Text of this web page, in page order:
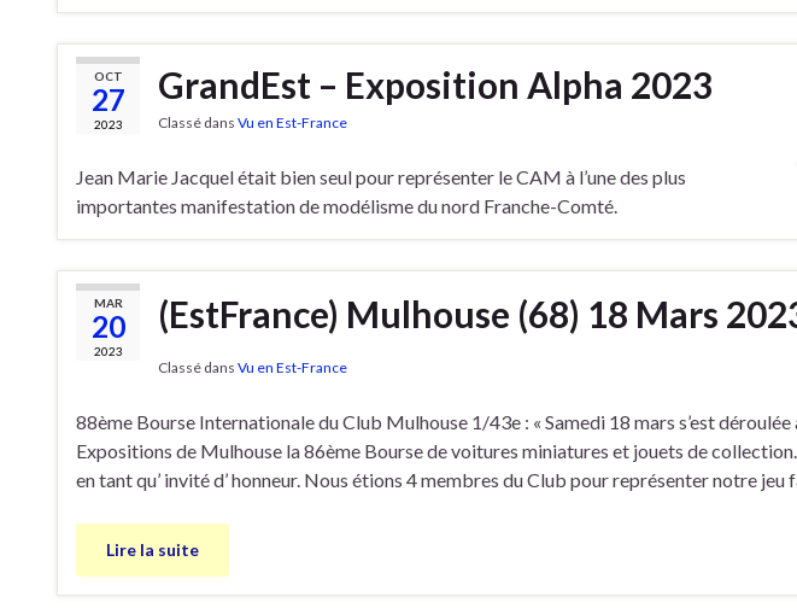
OCT
27
2023
GrandEst – Exposition Alpha 2023
Classé dans Vu en Est-France
Jean Marie Jacquel était bien seul pour représenter le CAM à l’une des plus
importantes manifestation de modélisme du nord Franche-Comté.
MAR
20
2023
(EstFrance) Mulhouse (68) 18 Mars
Classé dans Vu en Est-France
88ème Bourse Internationale du Club Mulhouse 1/43e : « Samedi 18 mars s’est déroulée
Expositions de Mulhouse la 86ème Bourse de voitures miniatures et jouets de
en tant qu’ invité d’ honneur. Nous étions 4 membres du Club pour représenter notre jeu
Lire la suite